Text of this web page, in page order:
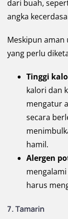
dari buah,
angka
Meskipun aman
yang perlu
Tinggi
kalori dan
mengatur
secara
hamil.
Alergen
harus
7. Tamarin